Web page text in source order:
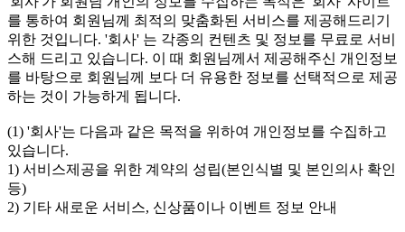
를 통하여 회원님께 최적의 맞춤화된 서비스를 제공해드리기
위한 것입니다. '회사' 는 각종의 컨텐츠 및 정보를 무료로 서비
스해 드리고 있습니다. 이 때 회원님께서 제공해주신 개인정보
를 바탕으로 회원님께 보다 더 유용한 정보를 선택적으로 제공
하는 것이 가능하게 됩니다.
(1) '회사'는 다음과 같은 목적을 위하여 개인정보를 수집하고
있습니다.
1) 서비스제공을 위한 계약의 성립(본인식별 및 본인의사 확인
등)
2) 기타 새로운 서비스, 신상품이나 이벤트 정보 안내